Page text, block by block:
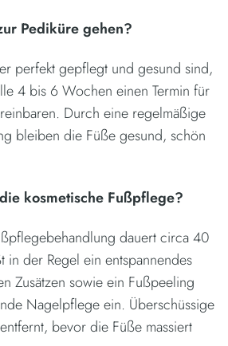
Pediküre gehen?
perfekt gepflegt und gesund sind,
4 bis 6 Wochen einen Termin für
Durch eine regelmäßige
bleiben die Füße gesund, schön
kosmetische Fußpflege?
dauert circa 40
in der Regel ein entspannendes
Zusätzen sowie ein Fußpeeling
Nagelpflege ein. Überschüssige
bevor die Füße massiert